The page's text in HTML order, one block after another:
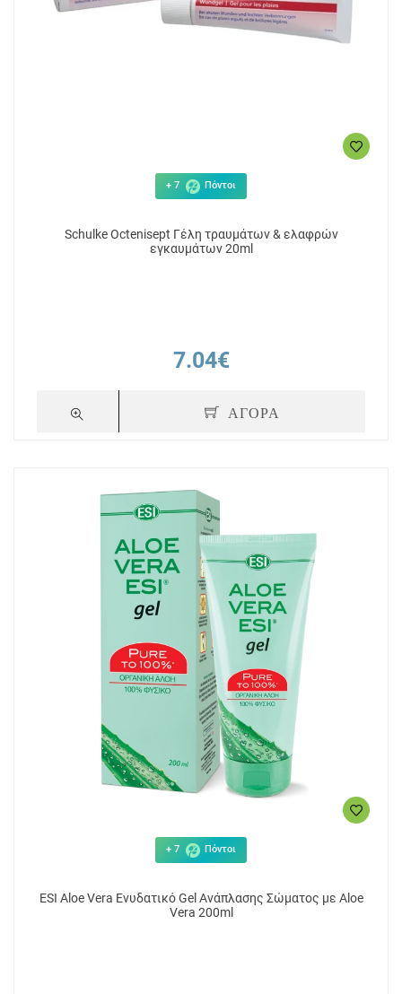
+ 7 Πόντοι
Schulke Octenisept Γέλη τραυμάτων & ελαφρών
εγκαυμάτων 20ml
7.04€
ΑΓΟΡΑ
+ 7 Πόντοι
ESI Aloe Vera Ενυδατικό Gel Ανάπλασης Σώματος με Aloe
Vera 200ml